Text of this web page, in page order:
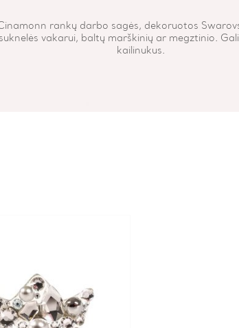
rankų darbo sagės, dekoruotos
vakarui, baltų marškinių ar megztinio.
kailinukus.